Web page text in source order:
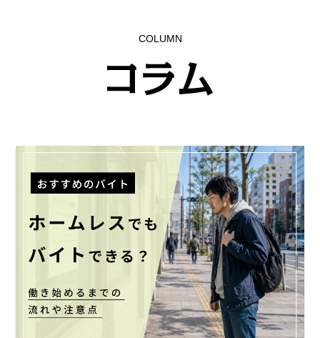
COLUMN